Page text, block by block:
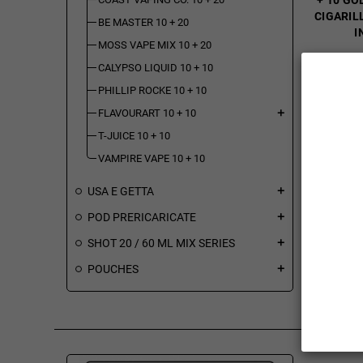
BE MASTER 10 + 20
MOSS VAPE MIX 10 + 20
CALYPSO LIQUID 10 + 10
PHILLIP ROCKE 10 + 10
FLAVOURART 10 + 10
add
T-JUICE 10 + 10
VAMPIRE VAPE 10 + 10
USA E GETTA add
POD PRERICARICATE add
SHOT 20 / 60 ML MIX SERIES add
POUCHES add